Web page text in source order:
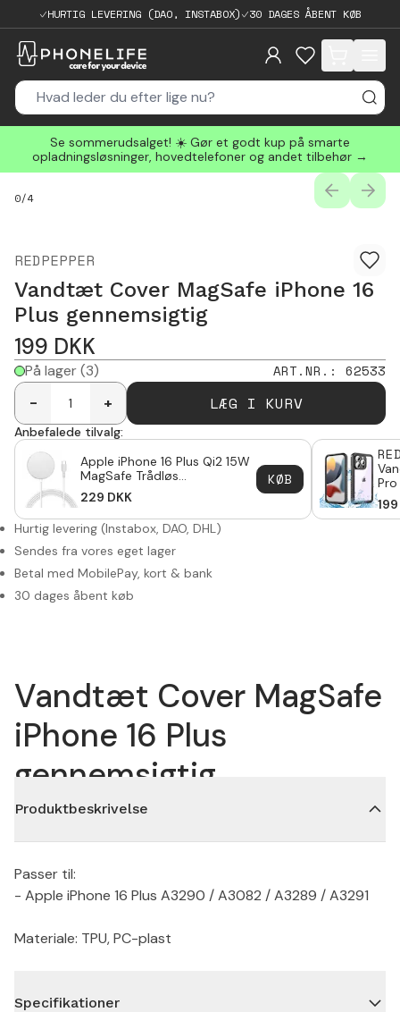
HURTIG LEVERING (DAO, INSTABOX) 30 DAGES ÅBENT KØB
items in cart,
Se sommerudsalget! ☀️ Gør et godt kup på smarte
opladningsløsninger, hovedtelefoner og andet tilbehør →
0/4
REDPEPPER
Vandtæt Cover MagSafe iPhone 16
Plus gennemsigtig
199 DKK
På lager(3) ART.NR. : 62533
-
+ LÆG I KURV
Anbefalede tilvalg:
Apple iPhone 16 Plus Qi2 15W
MagSafe Trådløs
Opladeplade hvid
229 DKK
KØB
199
Hurtig levering (Instabox, DAO, DHL)
Sendes fra vores eget lager
Betal med MobilePay, kort & bank
30 dages åbent køb
Vandtæt Cover MagSafe
iPhone 16 Plus
gennemsigtig
Produktbeskrivelse
Passer til:
- Apple iPhone 16 Plus A3290 / A3082 / A3289 / A3291
Materiale: TPU, PC-plast
Specifikationer